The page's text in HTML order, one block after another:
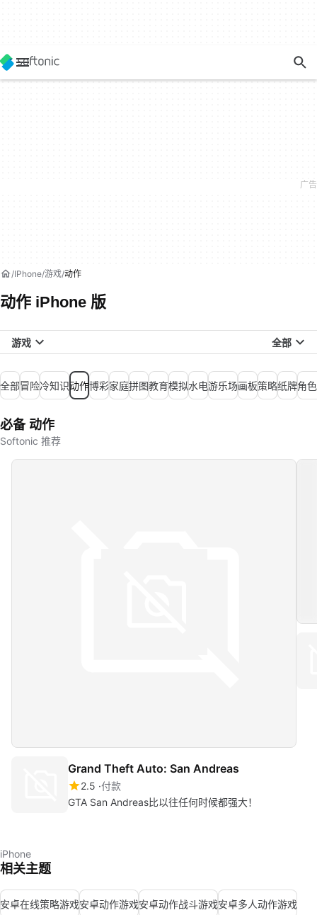
IPhone 游戏 动作
动作 iPhone 版
游戏 全部
全部冒险冷知识动作博彩家庭拼图教育模拟水电游乐场画板策略纸牌角
必备 动作
Softonic 推荐
Grand Theft Auto: San Andreas
2.5 付款
GTA San Andreas比以往任何时候都强大！
iPhone
相关主题
安卓在线策略游戏安卓动作游戏安卓动作战斗游戏安卓多人动作游戏